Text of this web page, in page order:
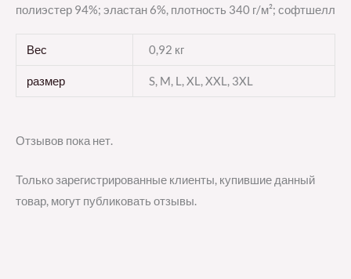
полиэстер 94%; эластан 6%, плотность 340 г/м²; софтшелл
Вес 0,92 кг
размер S, M, L, XL, XXL, 3XL
Отзывов пока нет.
Только зарегистрированные клиенты, купившие данный
товар, могут публиковать отзывы.